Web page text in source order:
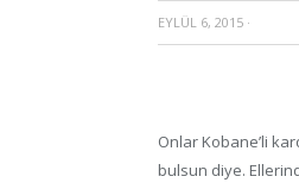
EYLÜL 6, 2015 ·
Onlar Kobane’li
bulsun diye.